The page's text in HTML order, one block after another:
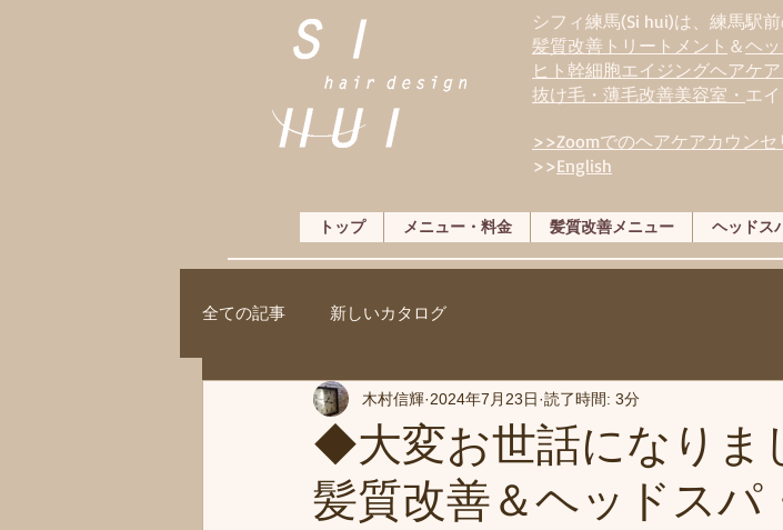
シフィ練馬(Si hui)は、 練馬駅
髪質改善トリートメント ＆ヘ
ヒト幹細胞エイジングヘアケ
抜け毛・薄毛改善美容室・ エ
>>Zoomでのヘアケアカウン
>>English
トップ メニュー・料金 髪質改善メニュー ヘッドス
全ての記事 新しいカタログ
◆大変お世話になりま
髪質改善＆ヘッドスパ
木村信輝 2024年7月23日 読了時間: 3分